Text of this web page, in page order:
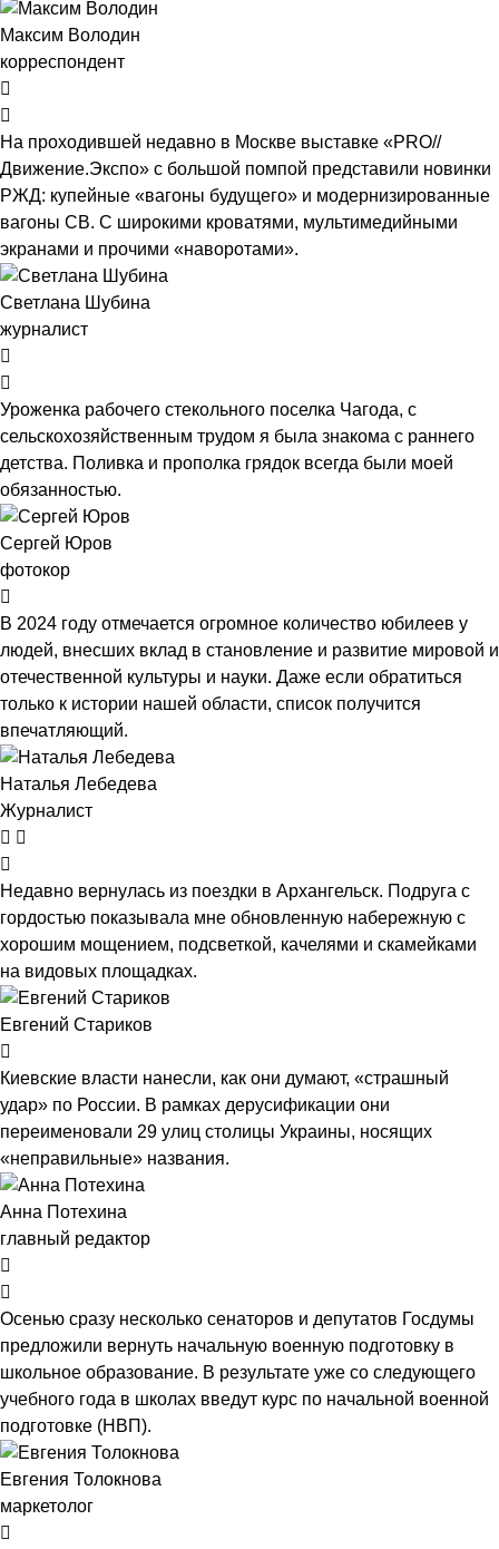
Максим Володин
корреспондент
На проходившей недавно в Мос­кве выставке «PRO//
Движение.Экспо» с большой помпой представили новинки
РЖД: купейные «вагоны будущего» и модернизированные
вагоны СВ. С широкими кроватями, мультимедийными
экранами и прочими «наворотами».
Светлана Шубина
журналист
Уроженка рабочего стекольного поселка Чагода, с
сельскохозяйственным трудом я была знакома с раннего
детства. Поливка и прополка грядок всегда были моей
обязанностью.
Сергей Юров
фотокор
В 2024 году отмечается огромное количество юбилеев у
людей, внесших вклад в становление и развитие мировой и
отечественной культуры и науки. Даже если обратиться
только к истории нашей области, список получится
впечатляющий.
Наталья Лебедева
Журналист
Недавно вернулась из поездки в Архангельск. Подруга с
гордостью показывала мне обновленную набережную с
хорошим мощением, подсветкой, качелями и скамейками
на видовых площадках.
Евгений Стариков
Киевские власти нанесли, как они думают, «страшный
удар» по России. В рамках дерусификации они
переименовали 29 улиц столицы Украины, носящих
«неправильные» названия.
Анна Потехина
главный редактор
Осенью сразу несколько сенаторов и депутатов Госдумы
предложили вернуть начальную военную подготовку в
школьное образование. В результате уже со следующего
учебного года в школах введут курс по начальной военной
подготовке (НВП).
Евгения Толокнова
маркетолог